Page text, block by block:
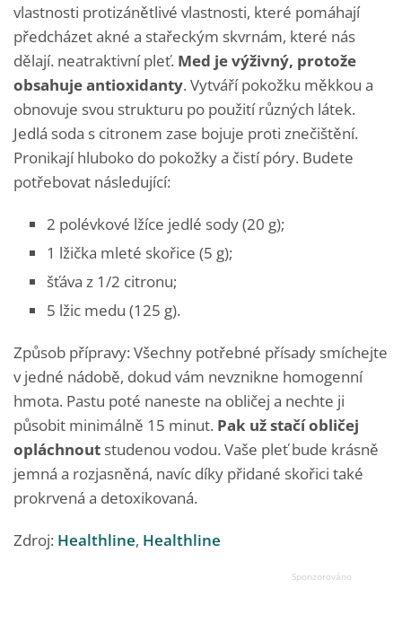
vlastnosti protizánětlivé vlastnosti, které pomáhají
předcházet akné a stařeckým skvrnám, které nás
dělají. neatraktivní pleť. Med je výživný, protože
obsahuje antioxidanty. Vytváří pokožku měkkou a
obnovuje svou strukturu po použití různých látek.
Jedlá soda s citronem zase bojuje proti znečištění.
Pronikají hluboko do pokožky a čistí póry. Budete
potřebovat následující:
2 polévkové lžíce jedlé sody (20 g);
1 lžička mleté skořice (5 g);
šťáva z 1/2 citronu;
5 lžic medu (125 g).
Způsob přípravy: Všechny potřebné přísady smíchejte
v jedné nádobě, dokud vám nevznikne homogenní
hmota. Pastu poté naneste na obličej a nechte ji
působit minimálně 15 minut. Pak už stačí obličej
opláchnout studenou vodou. Vaše pleť bude krásně
jemná a rozjasněná, navíc díky přidané skořici také
prokrvená a detoxikovaná.
Zdroj: Healthline, Healthline